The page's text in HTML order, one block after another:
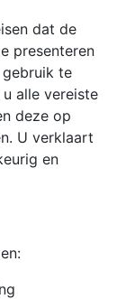
dat de
presenteren
te
alle vereiste
deze op
U verklaart
en